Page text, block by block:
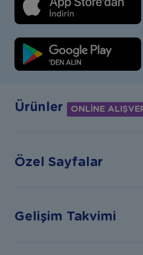
Ürünler ONLİNE
Özel Sayfalar
Gelişim Takvimi